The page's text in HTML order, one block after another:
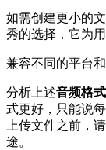
如需创建更小的
秀的选择，它为
兼容不同的平台
分析上述音频格式
式更好，只能说
上传文件之前，
途。